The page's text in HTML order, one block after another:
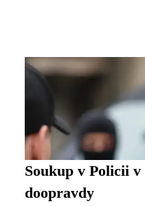
Soukup v Policii
doopravdy